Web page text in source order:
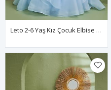
Leto 2-6 Yaş Kız Çocuk Elbise 20195 Bebe Mavi